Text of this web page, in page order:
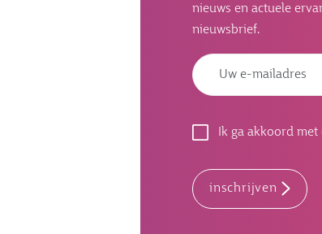
nieuws en actuele
nieuwsbrief.
Ik ga akkoord met
inschrijven